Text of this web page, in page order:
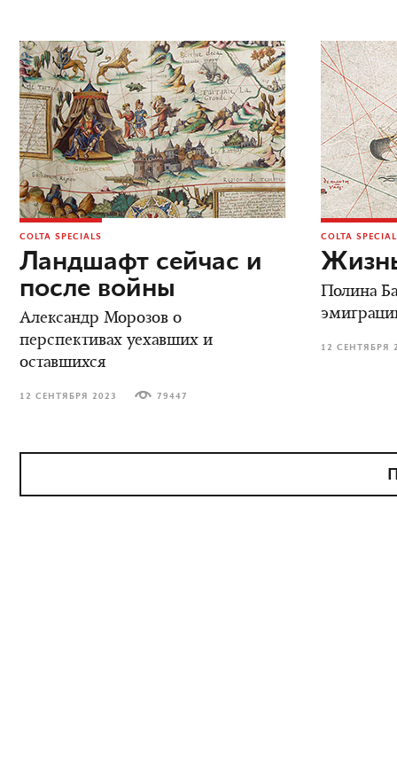
COLTA SPECIALS
Ландшафт сейчас и
после войны
Александр Морозов о
перспективах уехавших и
оставшихся
12 СЕНТЯБРЯ 2023 79447
COLTA
Полина
12 СЕНТЯБРЯ